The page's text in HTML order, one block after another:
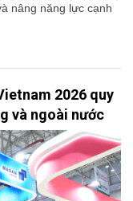
nâng năng lực cạnh
2026 quy
và ngoài nước